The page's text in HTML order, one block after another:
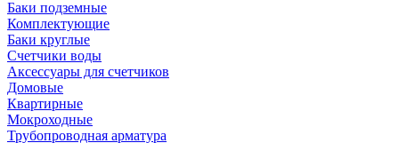
Баки подземные
Комплектующие
Баки круглые
Счетчики воды
Аксессуары для счетчиков
Домовые
Квартирные
Мокроходные
Трубопроводная арматура